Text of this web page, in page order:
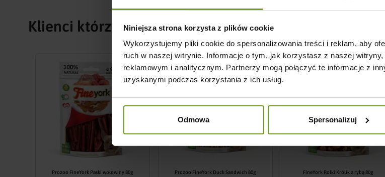
Niniejsza strona korzysta z plików cookie
Wykorzystujemy pliki cookie do spersonalizowania treści i reklam, aby
ruch w naszej witrynie. Informacje o tym, jak korzystasz z naszej
reklamowym i analitycznym. Partnerzy mogą połączyć te informacje z
uzyskanymi podczas korzystania z ich usług.
Odmowa Spersonalizuj
Klienci którzy zakupili ten produkt kupili również:
Prozoo FineYork Paski wołowiny 80g Prozoo FineYork Duck Sandwich 80g FineYork Rolki Królik z rybą 80g